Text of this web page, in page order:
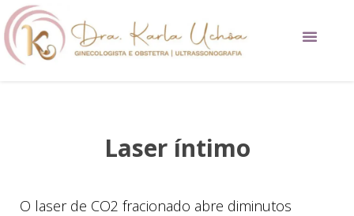
Laser íntimo
O laser de CO2 fracionado abre diminutos